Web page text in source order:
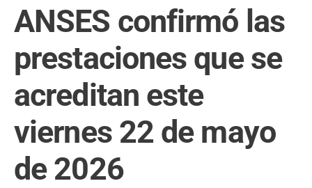
ANSES confirmó las
prestaciones que se
acreditan este
viernes 22 de mayo
de 2026